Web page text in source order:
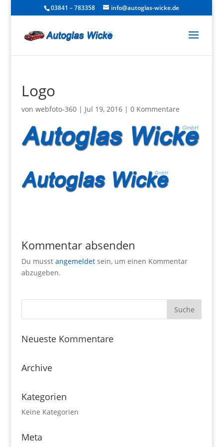
03841 – 783358 info@autoglas-wicke.de
Logo
von webfoto-360| Jul 19, 2016| 0 Kommentare
Kommentar absenden
Du musst angemeldetsein, um einen Kommentar
abzugeben.
Neueste Kommentare
Archive
Kategorien
Keine Kategorien
Meta